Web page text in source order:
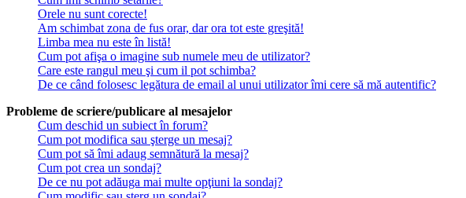
Orele nu sunt corecte!
Am schimbat zona de fus orar, dar ora tot este greşită!
Limba mea nu este în listă!
Cum pot afişa o imagine sub numele meu de utilizator?
Care este rangul meu şi cum il pot schimba?
De ce când folosesc legătura de email al unui utilizator îmi cere să mă autentific?
Probleme de scriere/publicare al mesajelor
Cum deschid un subiect în forum?
Cum pot modifica sau şterge un mesaj?
Cum pot să îmi adaug semnătură la mesaj?
Cum pot crea un sondaj?
De ce nu pot adăuga mai multe opţiuni la sondaj?